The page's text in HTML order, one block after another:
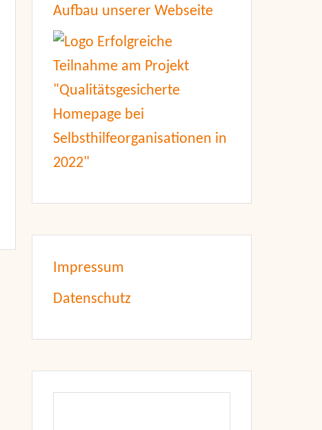
Aufbau unserer Webseite
Impressum
Datenschutz